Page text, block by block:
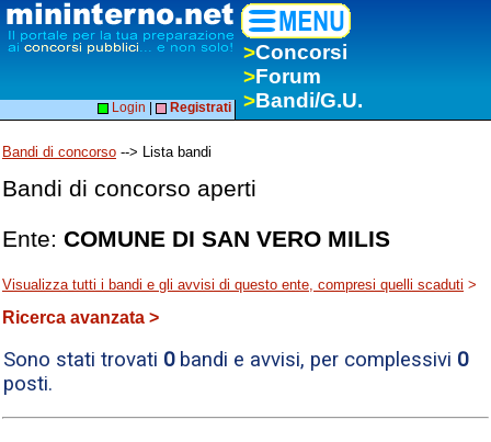
>Concorsi
>Forum
>Bandi/G.U.
Login Registrati
Bandi di concorso --> Lista bandi
Bandi di concorso aperti
Ente: COMUNE DI SAN VERO MILIS
Visualizza tutti i bandi e gli avvisi di questo ente, compresi quelli scaduti >
Ricerca avanzata >
Sono stati trovati 0bandi e avvisi, per complessivi 0
posti.